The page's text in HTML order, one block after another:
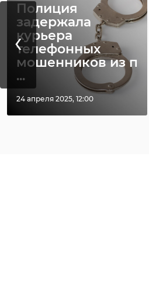
Полиция
задержала
курьера
телефонных
мошенников из п
...
24 апреля 2025, 12:00
‹